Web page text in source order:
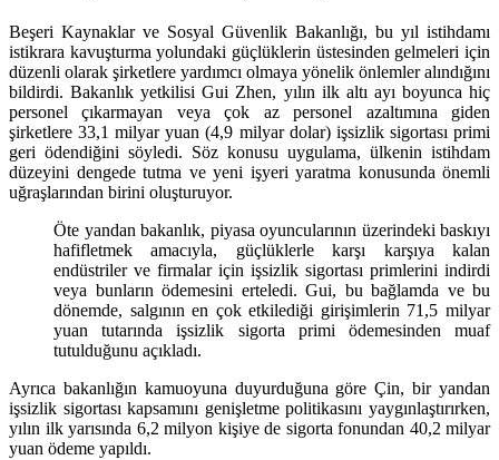
Beşeri Kaynaklar ve Sosyal Güvenlik Bakanlığı, bu yıl istihdamı
istikrara kavuşturma yolundaki güçlüklerin üstesinden gelmeleri için
düzenli olarak şirketlere yardımcı olmaya yönelik önlemler alındığını
bildirdi. Bakanlık yetkilisi Gui Zhen, yılın ilk altı ayı boyunca hiç
personel çıkarmayan veya çok az personel azaltımına giden
şirketlere 33,1 milyar yuan (4,9 milyar dolar) işsizlik sigortası primi
geri ödendiğini söyledi. Söz konusu uygulama, ülkenin istihdam
düzeyini dengede tutma ve yeni işyeri yaratma konusunda önemli
uğraşlarından birini oluşturuyor.
Öte yandan bakanlık, piyasa oyuncularının üzerindeki baskıyı
hafifletmek amacıyla, güçlüklerle karşı karşıya kalan
endüstriler ve firmalar için işsizlik sigortası primlerini indirdi
veya bunların ödemesini erteledi. Gui, bu bağlamda ve bu
dönemde, salgının en çok etkilediği girişimlerin 71,5 milyar
yuan tutarında işsizlik sigorta primi ödemesinden muaf
tutulduğunu açıkladı.
Ayrıca bakanlığın kamuoyuna duyurduğuna göre Çin, bir yandan
işsizlik sigortası kapsamını genişletme politikasını yaygınlaştırırken,
yılın ilk yarısında 6,2 milyon kişiye de sigorta fonundan 40,2 milyar
yuan ödeme yapıldı.